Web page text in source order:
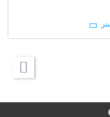
آسیب دیدگیهای سطحی و
کاربرد های مختلفی دارد.
دارد و کارایی در